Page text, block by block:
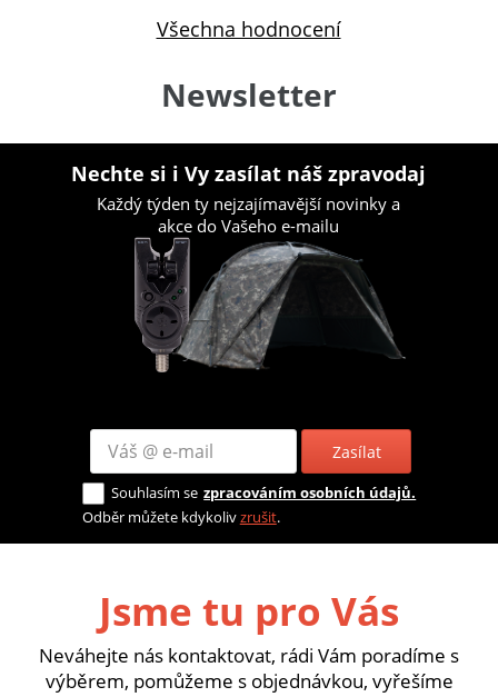
Všechna hodnocení
Newsletter
Nechte si i Vy zasílat náš zpravodaj
Každý týden ty nejzajímavější novinky a
akce do Vašeho e-mailu
Zasílat
Souhlasím se zpracováním osobních údajů.
Odběr můžete kdykolivzrušit.
Jsme tu pro Vás
Neváhejte nás kontaktovat, rádi Vám poradíme s
výběrem, pomůžeme s objednávkou, vyřešíme